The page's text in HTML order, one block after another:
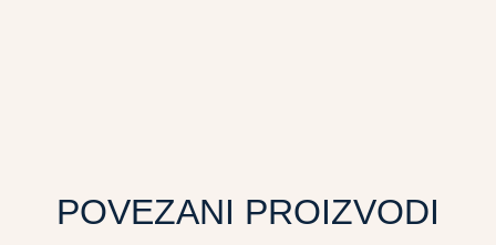
POVEZANI PROIZVODI